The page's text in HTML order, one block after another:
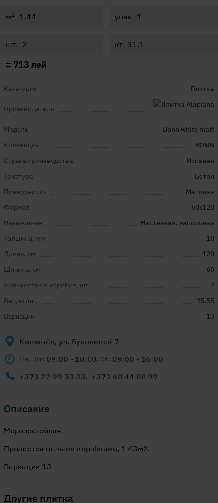
м2 упак
шт. кг
= 713 лей
Категория Плитка
Производитель
Модель
Bonn white matt
Коллекция
BONN
Страна производства
Испания
Текстура
Бетон
Поверхность
Матовая
Формат
60x120
Назначение
Настенная, напольная
Толщина, мм
10
Длина, см
120
Ширина, см
60
Количество в коробке, шт.
2
Вес, кг/шт.
15.55
Вариации
13
Кишинёв, ул. Буковиней 7
Пн - Пт: 09:00 - 18:00, Сб: 09:00 - 16:00
+373 22 99 33 33, +373 68 44 88 99
Описание
Морозостойкая
Продается целыми коробками, 1,43м2.
Вариации 13
Другие плитка